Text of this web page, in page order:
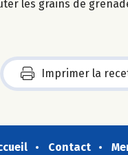
les grains de
Imprimer la
Contact